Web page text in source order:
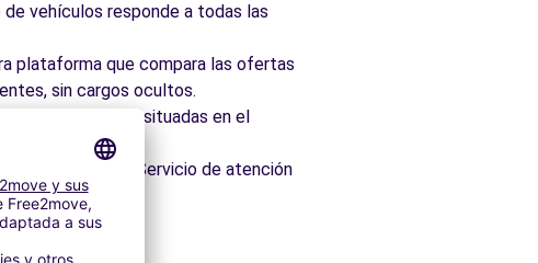
vehículos responde a todas las
plataforma que compara las ofertas
sin cargos ocultos.
idealmente situadas en el
pocos minutos. Servicio de atención